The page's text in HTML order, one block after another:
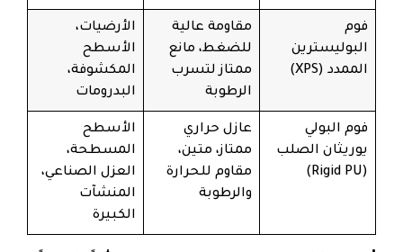
فوم
البوليسترين
الممدد (XPS)
مقاومة عالية
للضغط، مانع
ممتاز لتسرب
الرطوبة
الأرضيات،
الأسطح
المكشوفة،
البدرومات
فوم البولي
يوريثان الصلب
(Rigid PU)
عازل حراري
ممتاز، متين،
مقاوم للحرارة
والرطوبة
الأسطح
المسطحة،
العزل الصناعي،
المنشآت
الكبيرة